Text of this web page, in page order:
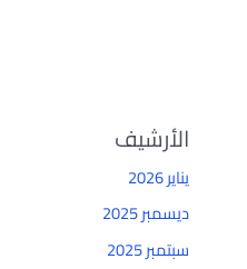
الأرشيف
يناير 2026
ديسمبر 2025
سبتمبر 2025